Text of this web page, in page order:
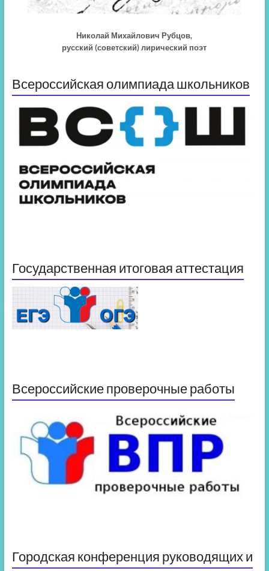
Николай Михайлович Рубцов,
русский (советский) лирический поэт
Всероссийская олимпиада школьников
Государственная итоговая аттестация
Всероссийские проверочные работы
Городская конференция руководящих и